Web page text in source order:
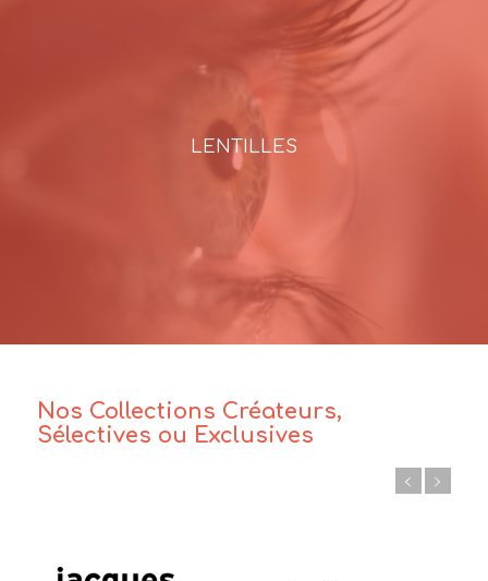
LENTILLES
Nos Collections Créateurs,
Sélectives ou Exclusives